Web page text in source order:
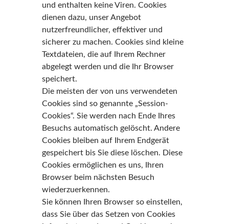
und enthalten keine Viren. Cookies
dienen dazu, unser Angebot
nutzerfreundlicher, effektiver und
sicherer zu machen. Cookies sind kleine
Textdateien, die auf Ihrem Rechner
abgelegt werden und die Ihr Browser
speichert.
Die meisten der von uns verwendeten
Cookies sind so genannte „Session-
Cookies“. Sie werden nach Ende Ihres
Besuchs automatisch gelöscht. Andere
Cookies bleiben auf Ihrem Endgerät
gespeichert bis Sie diese löschen. Diese
Cookies ermöglichen es uns, Ihren
Browser beim nächsten Besuch
wiederzuerkennen.
Sie können Ihren Browser so einstellen,
dass Sie über das Setzen von Cookies